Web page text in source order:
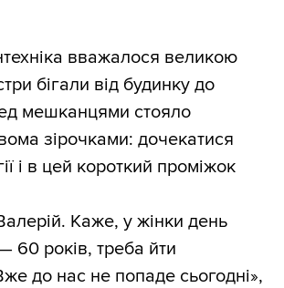
вважалося великою
бігали від будинку до
мешканцями стояло
зірочками: дочекатися
і в цей короткий проміжок
Каже, у жінки день
60 років, треба йти
до нас не попаде сьогодні»,